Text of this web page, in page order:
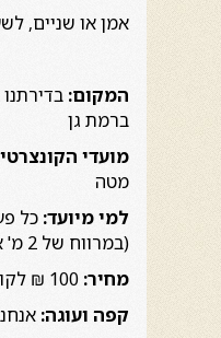
אמן או שניים,
המקום:
ברמת גן
מועדי
מטה
למי מיועד:
(במרווח של 2 מ' אחד מהשני)
מחיר:
קפה ועוגה: